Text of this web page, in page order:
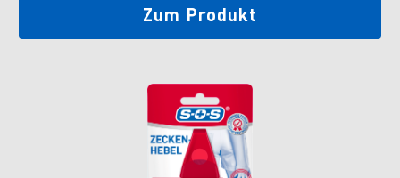
Zum Produkt